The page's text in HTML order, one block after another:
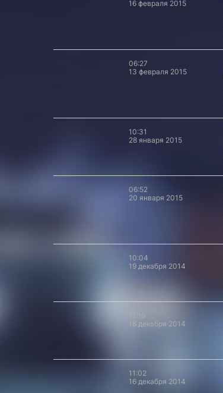
16 февраля 2015
06:27
13 февраля 2015
10:31
28 января 2015
06:52
20 января 2015
10:04
19 декабря 2014
11:16
16 декабря 2014
11:02
16 декабря 2014